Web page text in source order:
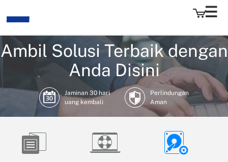
Ambil Solusi Terbaik dengan
Anda Disini
Jaminan 30 hari
uang kembali
Perlindungan
Aman